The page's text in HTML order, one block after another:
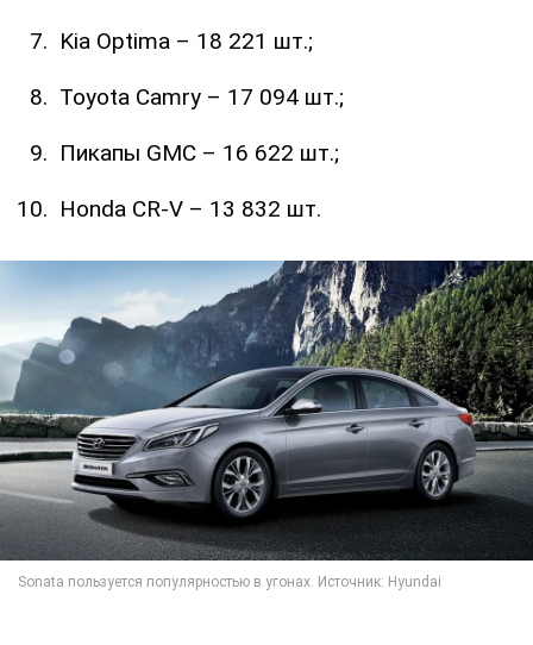
Kia Optima – 18 221 шт.;
Toyota Camry – 17 094 шт.;
Пикапы GMC – 16 622 шт.;
Honda CR-V – 13 832 шт.